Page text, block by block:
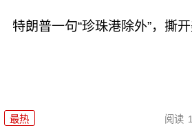
特朗普一句“珍珠港除外”，撕
最热 阅读